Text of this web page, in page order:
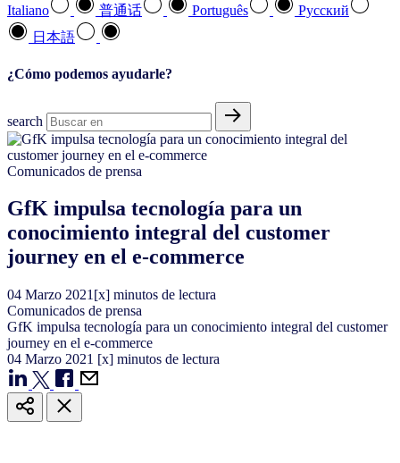
Italiano
普通话 Português
Pусский
日本語
¿Cómo podemos ayudarle?
search
Comunicados de prensa
GfK impulsa tecnología para un
conocimiento integral del customer
journey en el e-commerce
04 Marzo 2021 [x] minutos de lectura
Comunicados de prensa
GfK impulsa tecnología para un conocimiento integral del customer
journey en el e-commerce
04 Marzo 2021 [x] minutos de lectura